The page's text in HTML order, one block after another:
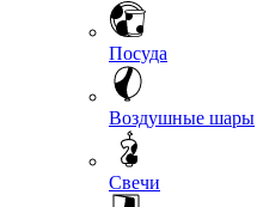
Посуда
Воздушные шары
Свечи